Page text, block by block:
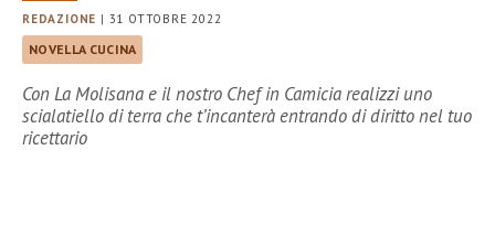
REDAZIONE | 31 OTTOBRE 2022
NOVELLA CUCINA
Con La Molisana e il nostro Chef in Camicia realizzi uno
scialatiello di terra che t’incanterà entrando di diritto nel tuo
ricettario